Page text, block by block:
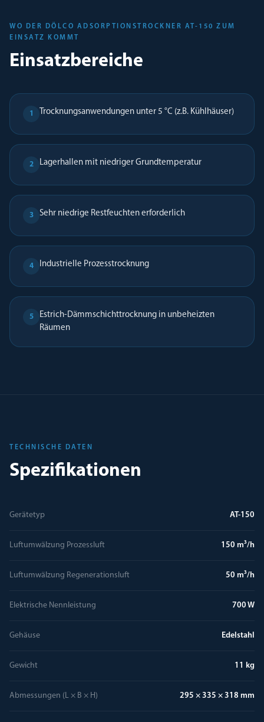
WO DER DÖLCO ADSORPTIONSTROCKNER AT-150 ZUM
EINSATZ KOMMT
Einsatzbereiche
1 Trocknungsanwendungen unter 5 °C (z.B. Kühlhäuser)
2 Lagerhallen mit niedriger Grundtemperatur
3 Sehr niedrige Restfeuchten erforderlich
4 Industrielle Prozesstrocknung
5
Estrich-Dämmschichttrocknung in unbeheizten
Räumen
TECHNISCHE DATEN
Spezifikationen
Gerätetyp AT-150
Luftumwälzung Prozessluft 150 m³/h
Luftumwälzung Regenerationsluft 50 m³/h
Elektrische Nennleistung 700 W
Gehäuse Edelstahl
Gewicht 11 kg
Abmessungen (L × B × H) 295 × 335 × 318 mm